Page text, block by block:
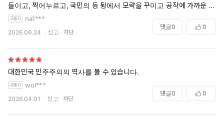
들이고, 찍어누르고, 국민의 등 뒹에서 모략을 꾸미고 공작에 가까운 더럽
고 추잡한 정치를 일삼는 이 때에 그 부재가 너무나도 한스러운 민주주의
참 그립고 보고싶습니다. 대표님.
na1***
2026.06.24 신고 차단
댓글0 0
대한민국 민주주의의 역사를 볼 수 있습니다.
wol***
2026.04.01 신고 차단
댓글0 0